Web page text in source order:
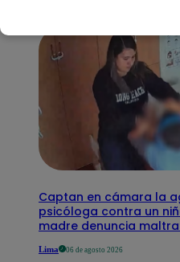
Captan en cámara la
psicóloga contra un
madre denuncia
Lima 06 de agosto 2026